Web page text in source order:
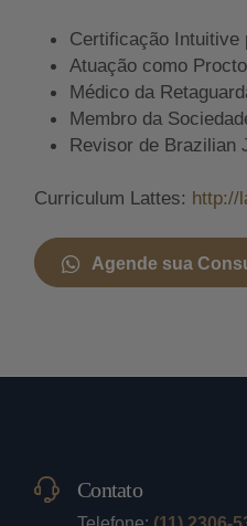
Certificação Intuitive
Atuação como
Médico da
Membro da
Revisor de Brazilian
Curriculum Lattes: http://
Agende sua
Contato